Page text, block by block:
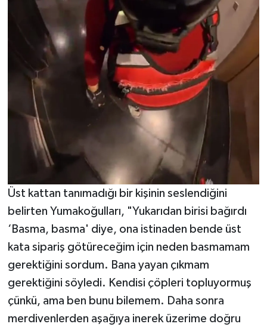
Üst kattan tanımadığı bir kişinin seslendiğini
belirten Yumakoğulları, "Yukarıdan birisi bağırdı
‘Basma, basma' diye, ona istinaden bende üst
kata sipariş götüreceğim için neden basmamam
gerektiğini sordum. Bana yayan çıkmam
gerektiğini söyledi. Kendisi çöpleri topluyormuş
çünkü, ama ben bunu bilemem. Daha sonra
merdivenlerden aşağıya inerek üzerime doğru